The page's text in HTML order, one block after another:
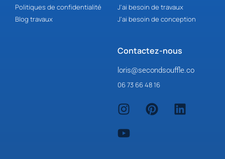
J'ai besoin de travaux
J'ai besoin de conception
Politiques de confidentialité
Blog travaux
Contactez-nous
loris@secondsouffle.co
06 73 66 48 16